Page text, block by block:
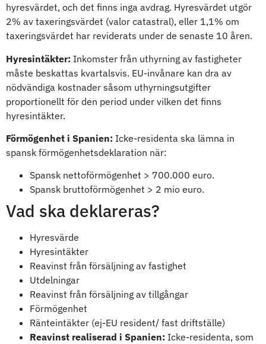
hyresvärdet, och det finns inga avdrag. Hyresvärdet utgör
2% av taxeringsvärdet (valor catastral), eller 1,1% om
taxeringsvärdet har reviderats under de senaste 10 åren.
Hyresintäkter: Inkomster från uthyrning av fastigheter
måste beskattas kvartalsvis. EU-invånare kan dra av
nödvändiga kostnader såsom uthyrningsutgifter
proportionellt för den period under vilken det finns
hyresintäkter.
Förmögenhet i Spanien: Icke-residenta ska lämna in
spansk förmögenhetsdeklaration när:
Spansk nettoförmögenhet > 700.000 euro.
Spansk bruttoförmögenhet > 2 mio euro.
Vad ska deklareras?
Hyresvärde
Hyresintäkter
Reavinst från försäljning av fastighet
Utdelningar
Reavinst från försäljning av tillgångar
Förmögenhet
Ränteintäkter (ej-EU resident/ fast driftställe)
Reavinst realiserad i Spanien: Icke-residenta, som